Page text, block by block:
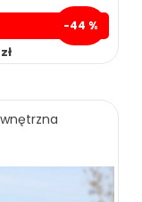
-44 %